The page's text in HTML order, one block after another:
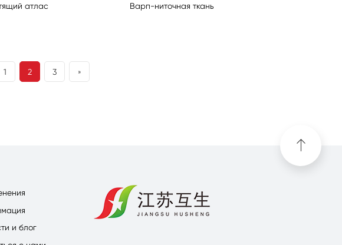
атлас Варп-ниточная ткань
1 2 3 »
и блог